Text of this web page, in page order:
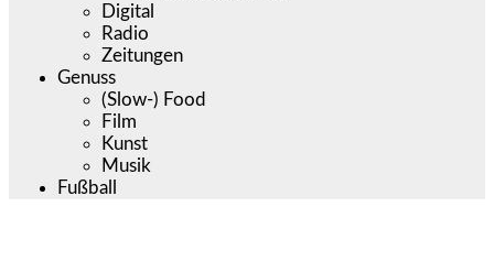
Digital
Radio
Zeitungen
Genuss
(Slow-) Food
Film
Kunst
Musik
Fußball